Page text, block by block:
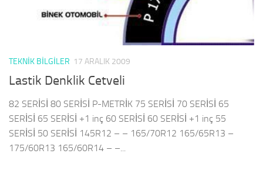
TEKNIK BILGILER 17 ARALIK 2009
Lastik Denklik Cetveli
82 SERİSİ 80 SERİSİ P-METRİK 75 SERİSİ 70 SERİSİ 65
SERİSİ 65 SERİSİ +1 inç 60 SERİSİ 60 SERİSİ +1 inç 55
SERİSİ 50 SERİSİ 145R12 – – 165/70R12 165/65R13 –
175/60R13 165/60R14 – –...